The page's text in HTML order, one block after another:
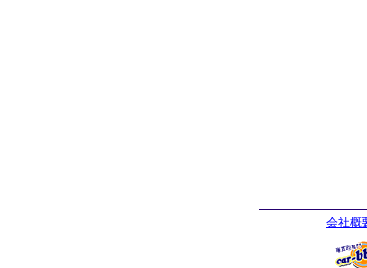
会社概